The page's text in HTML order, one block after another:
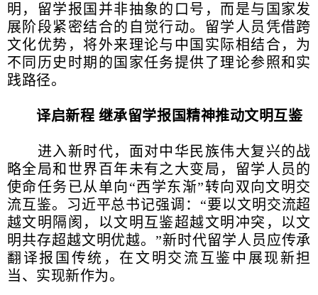
明，留学报国并非抽象的口号，而是与国家发
展阶段紧密结合的自觉行动。留学人员凭借跨
文化优势，将外来理论与中国实际相结合，为
不同历史时期的国家任务提供了理论参照和实
践路径。
译启新程 继承留学报国精神推动文明互鉴
进入新时代，面对中华民族伟大复兴的战
略全局和世界百年未有之大变局，留学人员的
使命任务已从单向“西学东渐”转向双向文明交
流互鉴。习近平总书记强调：“要以文明交流超
越文明隔阂，以文明互鉴超越文明冲突，以文
明共存超越文明优越。”新时代留学人员应传承
翻译报国传统，在文明交流互鉴中展现新担
当、实现新作为。